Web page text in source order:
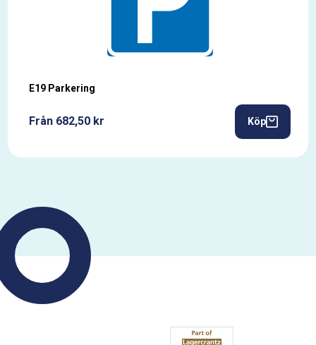
E19 Parkering
Från 682,50 kr Köp